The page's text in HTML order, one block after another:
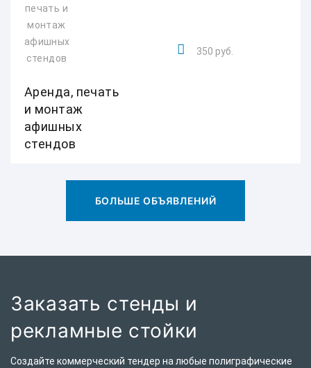
Аренда, печать
и монтаж
афишных
стендов
350 руб.
БОЛЬШЕ ОБЪЯВЛЕНИЙ
Заказать стенды и
рекламные стойки
Создайте коммерческий тендер на любые полиграфические